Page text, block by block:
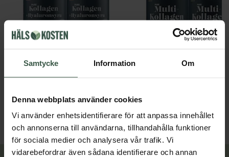
Samtycke Information Om
Denna webbplats använder cookies
Vi använder enhetsidentifierare för att anpassa innehållet
och annonserna till användarna, tillhandahålla funktioner
för sociala medier och analysera vår trafik. Vi
vidarebefordrar även sådana identifierare och annan
Marint Kollagen + Hyaluronsyra Ekonomipack 2x120k
Great Essentials